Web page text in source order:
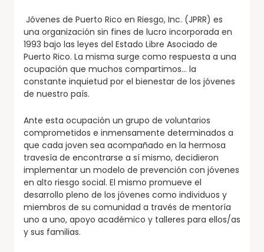
Jóvenes de Puerto Rico en Riesgo, Inc. (JPRR) es
una organización sin fines de lucro incorporada en
1993 bajo las leyes del Estado Libre Asociado de
Puerto Rico. La misma surge como respuesta a una
ocupación que muchos compartimos… la
constante inquietud por el bienestar de los jóvenes
de nuestro país.
Ante esta ocupación un grupo de voluntarios
comprometidos e inmensamente determinados a
que cada joven sea acompañado en la hermosa
travesía de encontrarse a sí mismo, decidieron
implementar un modelo de prevención con jóvenes
en alto riesgo social. El mismo promueve el
desarrollo pleno de los jóvenes como individuos y
miembros de su comunidad a través de mentoría
uno a uno, apoyo académico y talleres para ellos/as
y sus familias.